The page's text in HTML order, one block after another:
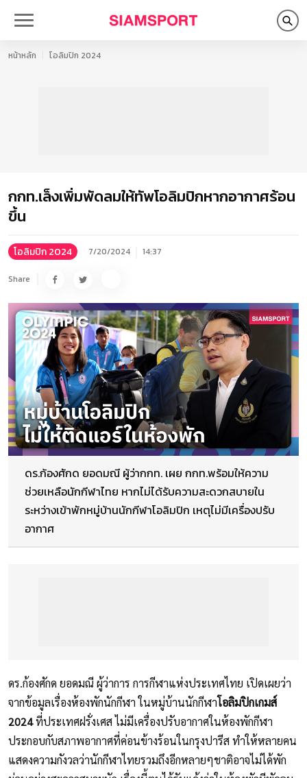
หน้าหลัก โอลิมปิก 2024
กกท.เล็งเพิ่มพัดลมให้ทัพโอลิมปิกหากอากาศร้อน
ขึ้น
โอลิมปิก 2024 7/20/2024 14:37
Share
ดร.ก้องศักด ยอดมณี ผู้ว่ากกท. เผย กกท.พร้อมให้ความ
ช่วยเหลือนักกีฬาไทย หากไม่ได้รับความสะดวกสบายใน
ระหว่างเข้าพักหมู่บ้านนักกีฬาโอลิมปิก เหตุไม่มีเครื่องปรับ
อากาศ
ดร.ก้องศักด ยอดมณี ผู้ว่าการ การกีฬาแห่งประเทศไทย เปิดเผยว่า
จากข้อมูลเรื่องห้องพักนักกีฬา ในหมู่บ้านนักกีฬาโอลิมปิกเกมส์
2024ที่ประเทศฝรั่งเศส ไม่มีเครื่องปรับอากาศในห้องพักกีฬา
ประกอบกับสภาพอากาศที่ค่อนข้างร้อนในกรุงปารีส ทำให้หลายคน
แสดงความกังวลว่านักกีฬาไทยรวมถึงอีกหลายๆชาติอาจไม่ได้พัก